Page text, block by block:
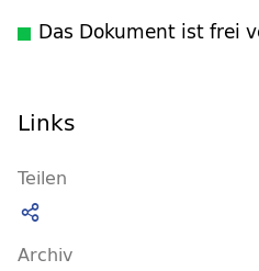
Das Dokument ist frei
Links
Teilen
Archiv